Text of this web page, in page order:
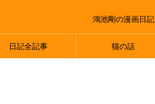
鴻池剛の漫画日記
日記全記事 猫の話